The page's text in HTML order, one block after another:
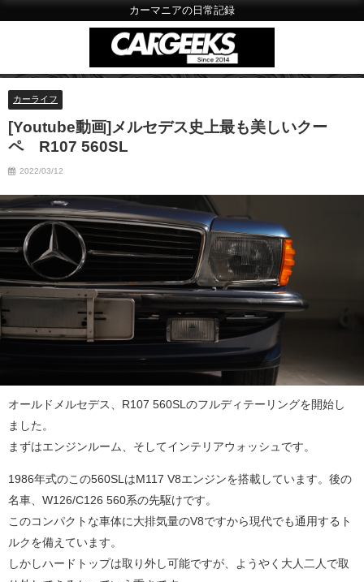
カーマニアの日常記録
カーライフ
[Youtube動画]メルセデス史上最も美しいクー
ペ R107 560SL
2022/03/12
オールドメルセデス、R107 560SLのフルディテーリングを開始し
ました。
まずはエンジンルーム、そしてインテリアウォッシュです。
1986年式のこの560SLはM117 V8エンジンを搭載しています。後の
名車、W126/C126 560系の先駆けです。
このコンパクトな車体に大排気量のV8ですから現代でも通用するト
ルクを備えています。
しかしハードトップは取り外し可能ですが、ようやく大人二人で取